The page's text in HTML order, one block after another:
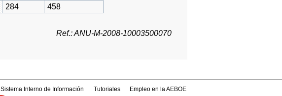
284 458
Ref.: ANU-M-2008-10003500070
Sistema Interno de Información Tutoriales Empleo en la AEBOE